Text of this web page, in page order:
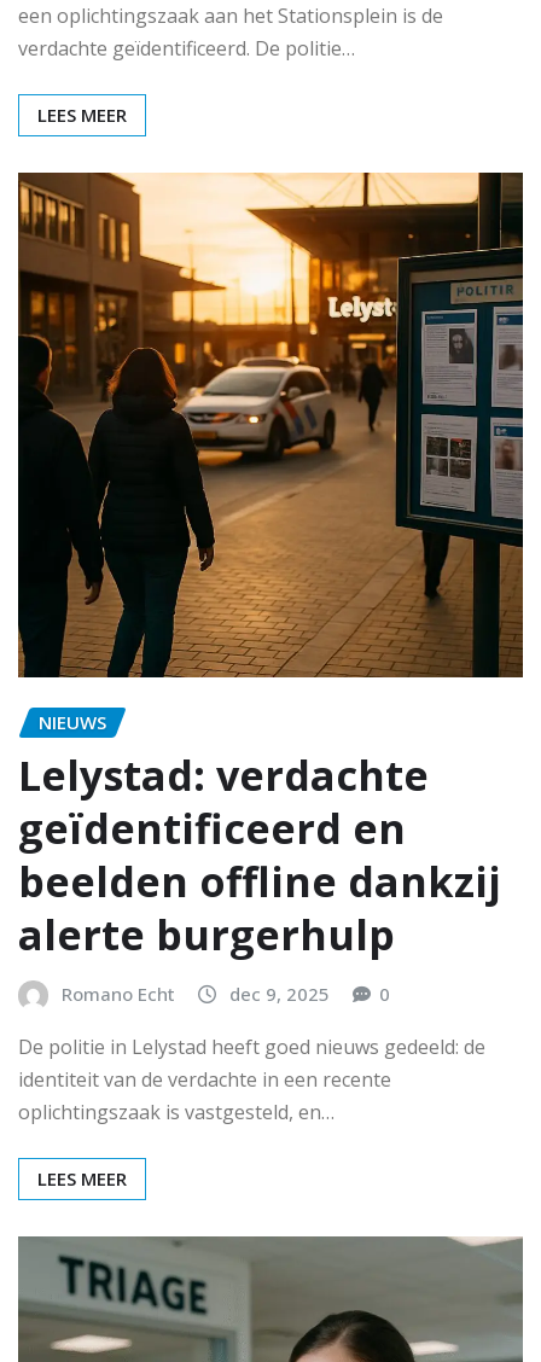
een oplichtingszaak aan het Stationsplein is de
verdachte geïdentificeerd. De politie…
LEES MEER
NIEUWS
Lelystad: verdachte
geïdentificeerd en
beelden offline dankzij
alerte burgerhulp
Romano Echt dec 9, 2025 0
De politie in Lelystad heeft goed nieuws gedeeld: de
identiteit van de verdachte in een recente
oplichtingszaak is vastgesteld, en…
LEES MEER